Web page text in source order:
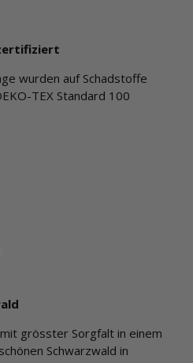
wurden auf Schadstoffe
TEX Standard 100
grösster Sorgfalt in einem
Schwarzwald in